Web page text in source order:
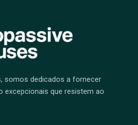
somos dedicados a fornecer
excepcionais que resistem ao